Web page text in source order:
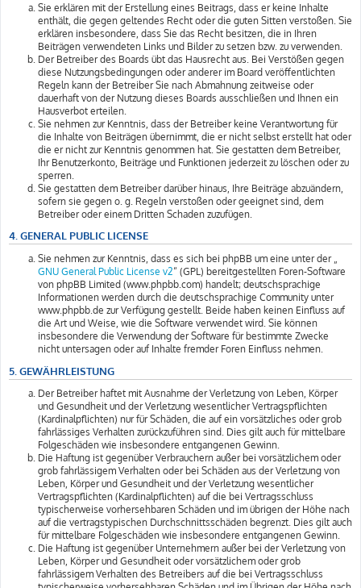
Sie erklären mit der Erstellung eines Beitrags, dass er keine Inhalte
enthält, die gegen geltendes Recht oder die guten Sitten verstoßen. Sie
erklären insbesondere, dass Sie das Recht besitzen, die in Ihren
Beiträgen verwendeten Links und Bilder zu setzen bzw. zu verwenden.
Der Betreiber des Boards übt das Hausrecht aus. Bei Verstößen gegen
diese Nutzungsbedingungen oder anderer im Board veröffentlichten
Regeln kann der Betreiber Sie nach Abmahnung zeitweise oder
dauerhaft von der Nutzung dieses Boards ausschließen und Ihnen ein
Hausverbot erteilen.
Sie nehmen zur Kenntnis, dass der Betreiber keine Verantwortung für
die Inhalte von Beiträgen übernimmt, die er nicht selbst erstellt hat oder
die er nicht zur Kenntnis genommen hat. Sie gestatten dem Betreiber,
Ihr Benutzerkonto, Beiträge und Funktionen jederzeit zu löschen oder zu
sperren.
Sie gestatten dem Betreiber darüber hinaus, Ihre Beiträge abzuändern,
sofern sie gegen o. g. Regeln verstoßen oder geeignet sind, dem
Betreiber oder einem Dritten Schaden zuzufügen.
4. GENERAL PUBLIC LICENSE
Sie nehmen zur Kenntnis, dass es sich bei phpBB um eine unter der „
GNU General Public License v2“ (GPL) bereitgestellten Foren-Software
von phpBB Limited (www.phpbb.com) handelt; deutschsprachige
Informationen werden durch die deutschsprachige Community unter
www.phpbb.de zur Verfügung gestellt. Beide haben keinen Einfluss auf
die Art und Weise, wie die Software verwendet wird. Sie können
insbesondere die Verwendung der Software für bestimmte Zwecke
nicht untersagen oder auf Inhalte fremder Foren Einfluss nehmen.
5. GEWÄHRLEISTUNG
Der Betreiber haftet mit Ausnahme der Verletzung von Leben, Körper
und Gesundheit und der Verletzung wesentlicher Vertragspflichten
(Kardinalpflichten) nur für Schäden, die auf ein vorsätzliches oder grob
fahrlässiges Verhalten zurückzuführen sind. Dies gilt auch für mittelbare
Folgeschäden wie insbesondere entgangenen Gewinn.
Die Haftung ist gegenüber Verbrauchern außer bei vorsätzlichem oder
grob fahrlässigem Verhalten oder bei Schäden aus der Verletzung von
Leben, Körper und Gesundheit und der Verletzung wesentlicher
Vertragspflichten (Kardinalpflichten) auf die bei Vertragsschluss
typischerweise vorhersehbaren Schäden und im übrigen der Höhe nach
auf die vertragstypischen Durchschnittsschäden begrenzt. Dies gilt auch
für mittelbare Folgeschäden wie insbesondere entgangenen Gewinn.
Die Haftung ist gegenüber Unternehmern außer bei der Verletzung von
Leben, Körper und Gesundheit oder vorsätzlichem oder grob
fahrlässigem Verhalten des Betreibers auf die bei Vertragsschluss